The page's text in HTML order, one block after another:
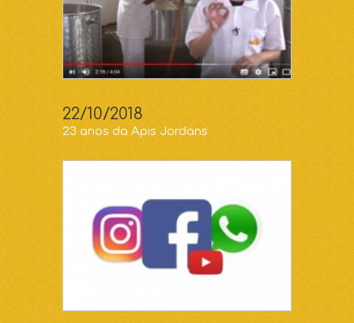
22/10/2018
23 anos da Apis Jordans